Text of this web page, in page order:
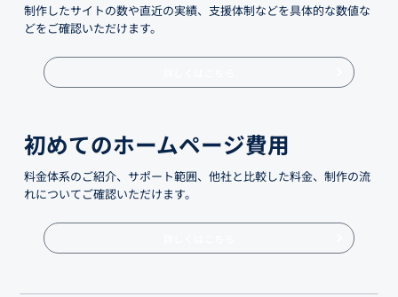
制作したサイトの数や直近の実績、支援体制などを具体的な数値な
どをご確認いただけます。
初めてのホームページ費用
料金体系のご紹介、サポート範囲、他社と比較した料金、制作の流
れについてご確認いただけます。